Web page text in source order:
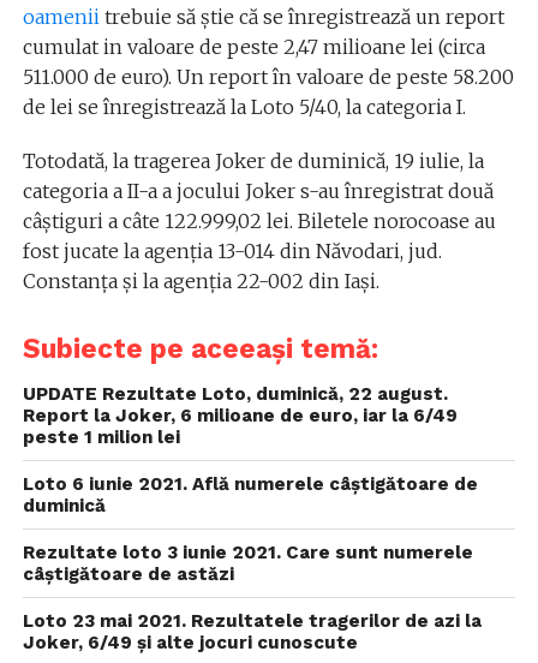
oameniitrebuie să știe că se înregistrează un report
cumulat in valoare de peste 2,47 milioane lei (circa
511.000 de euro). Un report în valoare de peste 58.200
de lei se înregistrează la Loto 5/40, la categoria I.
Totodată, la tragerea Joker de duminică, 19 iulie, la
categoria a II-a a jocului Joker s-au înregistrat două
câștiguri a câte 122.999,02 lei. Biletele norocoase au
fost jucate la agenția 13-014 din Năvodari, jud.
Constanța și la agenția 22-002 din Iași.
Subiecte pe aceeași temă:
UPDATE Rezultate Loto, duminică, 22 august.
Report la Joker, 6 milioane de euro, iar la 6/49
peste 1 milion lei
Loto 6 iunie 2021. Află numerele câștigătoare de
duminică
Rezultate loto 3 iunie 2021. Care sunt numerele
câștigătoare de astăzi
Loto 23 mai 2021. Rezultatele tragerilor de azi la
Joker, 6/49 și alte jocuri cunoscute